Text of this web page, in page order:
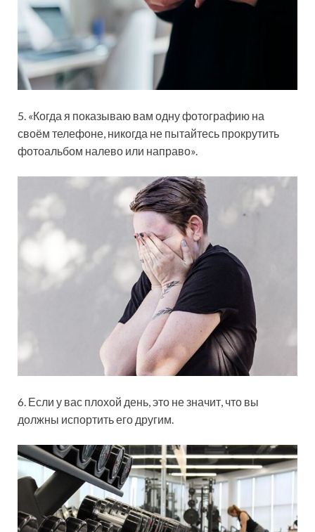
5. «Когда я показываю вам одну фотографию на
своём телефоне, никогда не пытайтесь прокрутить
фотоальбом налево или направо».
6. Если у вас плохой день, это не значит, что вы
должны испортить его другим.